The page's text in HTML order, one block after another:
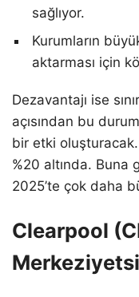
sağlıyor.
Kurumların
aktarması için
Dezavantajı ise
açısından bu
bir etki
%20 altında. Buna
2025’te çok daha
Clearpool